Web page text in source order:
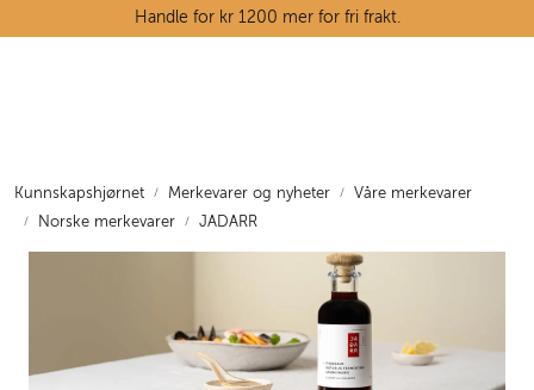
Skip to main contentHandle for kr 1200 mer for fri frakt.
Kunnskapshjørnet Merkevarer og nyheter
Våre merkevarer
Norske merkevarer
JADARR
Tørrvarehylla
Oppskrifter